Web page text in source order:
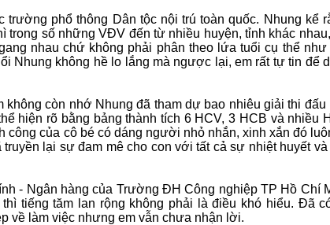
phổ thông Dân tộc nội trú toàn quốc. Nhung kể
trong số những VĐV đến từ nhiều huyện, tỉnh khác
nhau chứ không phải phân theo lứa tuổi cụ thể như
Nhung không hề lo lắng mà ngược lại, em rất tự tin để
không còn nhớ Nhung đã tham dự bao nhiêu giải thi đấu
hiện rõ bằng bảng thành tích 6 HCV, 3 HCB và nhiều
công của cô bé có dáng người nhỏ nhắn, xinh xắn đó
lại sự đam mê cho con với tất cả sự nhiệt huyết và
- Ngân hàng của Trường ĐH Công nghiệp TP Hồ Chí
tiếng tăm lan rộng không phải là điều khó hiểu. Đã
về làm việc nhưng em vẫn chưa nhận lời.